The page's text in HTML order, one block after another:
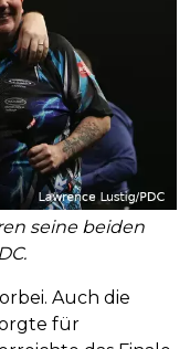
seine beiden
Auch die
für